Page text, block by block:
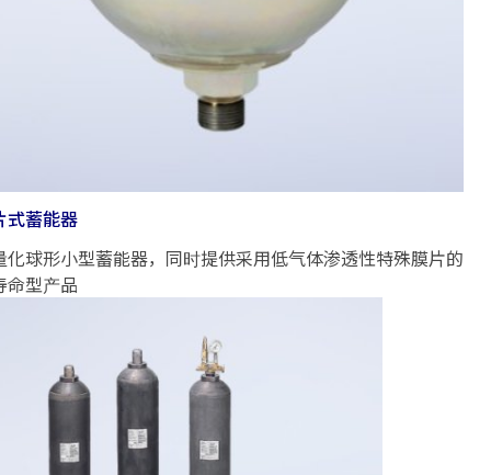
式蓄能器
化球形小型蓄能器，同时提供采用低气体渗透性特殊膜片的
命型产品